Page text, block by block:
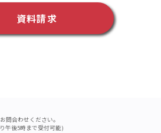
資料請求
問合わせください。
午後5時まで受付可能)